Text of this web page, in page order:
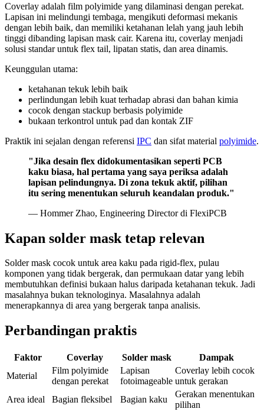
Coverlay adalah film polyimide yang dilaminasi dengan perekat.
Lapisan ini melindungi tembaga, mengikuti deformasi mekanis
dengan lebih baik, dan memiliki ketahanan lelah yang jauh lebih
tinggi dibanding lapisan mask cair. Karena itu, coverlay menjadi
solusi standar untuk flex tail, lipatan statis, dan area dinamis.
Keunggulan utama:
ketahanan tekuk lebih baik
perlindungan lebih kuat terhadap abrasi dan bahan kimia
cocok dengan stackup berbasis polyimide
bukaan terkontrol untuk pad dan kontak ZIF
Praktik ini sejalan dengan referensi IPC dan sifat material polyimide.
"Jika desain flex didokumentasikan seperti PCB
kaku biasa, hal pertama yang saya periksa adalah
lapisan pelindungnya. Di zona tekuk aktif, pilihan
itu sering menentukan seluruh keandalan produk."
— Hommer Zhao, Engineering Director di FlexiPCB
Kapan solder mask tetap relevan
Solder mask cocok untuk area kaku pada rigid-flex, pulau
komponen yang tidak bergerak, dan permukaan datar yang lebih
membutuhkan definisi bukaan halus daripada ketahanan tekuk. Jadi
masalahnya bukan teknologinya. Masalahnya adalah
menerapkannya di area yang bergerak tanpa analisis.
Perbandingan praktis
Faktor Coverlay Solder mask
Dampak
Material
Film polyimide
dengan perekat
Lapisan
fotoimageable
Coverlay lebih cocok
untuk gerakan
Area ideal
Bagian fleksibel Bagian kaku
Gerakan menentukan
pilihan